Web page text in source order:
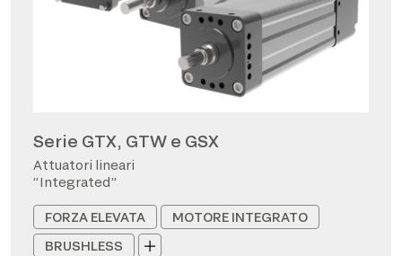
Serie GTX, GTW e GSX
Attuatori lineari
“Integrated”
FORZA ELEVATA
MOTORE INTEGRATO
BRUSHLESS